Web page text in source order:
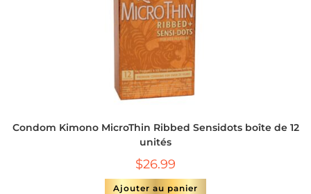
Condom Kimono MicroThin Ribbed Sensidots boîte de 12
unités
$26.99
Ajouter au panier